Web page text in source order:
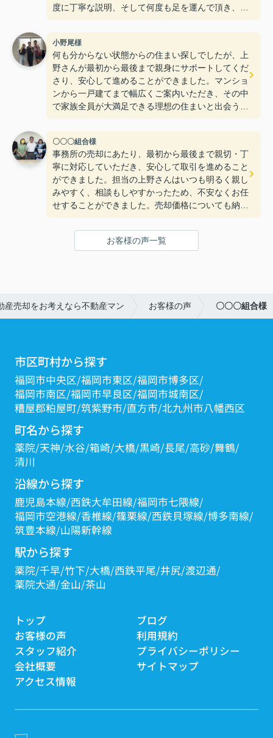
度に丁寧な説明、そして何度も足を運んで頂き、無
事、売却を終えることができました。
本当にありがとうございました。
小野尾様
何も分からない状態からの住まい探しでしたが、上
野さんが最初から最後まで親身にサポートしてくだ
さり、安心して進めることができました。マンショ
ンから一戸建てまで幅広くご案内いただき、その中
で家族全員が大満足できる理想の住まいと出会うこ
とができました。丁寧で誠実な対応はもちろん、
「この人にお願いしたい」と心から思える担当者だ
ったことも、とても心強かったです。住まいの購入
を検討している方がいれば、自信を持って紹介した
いと思います。本当にありがとうございました。
〇〇〇組合様
事務所の売却にあたり、最初から最後まで親切・丁
寧に対応していただき、安心して取引を進めること
ができました。担当の上野さんはいつも明るく親し
みやすく、相談もしやすかったため、不安なくお任
せすることができました。売却価格についても納得
のいく条件でお取引ができ、大変満足しています。
また不動産のことで相談する機会があれば、ぜひお
願いしたいと思います。
お客様の声一覧
産売却をお考えなら不動産マン お客様の声 〇〇〇組合様
市区町村から探す
福岡市中央区 福岡市東区 福岡市博多区
福岡市南区 福岡市早良区 福岡市城南区
糟屋郡粕屋町 筑紫野市 直方市 北九州市八幡西区
町名から探す
薬院 天神 水谷 箱崎 大橋 黒崎 長尾 高砂 舞鶴
清川
沿線から探す
鹿児島本線 西鉄大牟田線 福岡市七隈線
福岡市空港線 香椎線 篠栗線 西鉄貝塚線 博多南線
筑豊本線 山陽新幹線
駅から探す
薬院 千早 竹下 大橋 西鉄平尾 井尻 渡辺通
薬院大通 金山 茶山
トップ
お客様の声
スタッフ紹介
会社概要
アクセス情報
ブログ
利用規約
プライバシーポリシー
サイトマップ